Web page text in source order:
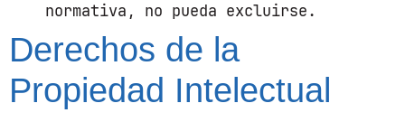
normativa, no pueda excluirse.
Derechos de la
Propiedad Intelectual